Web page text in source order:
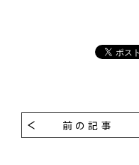
前の記事